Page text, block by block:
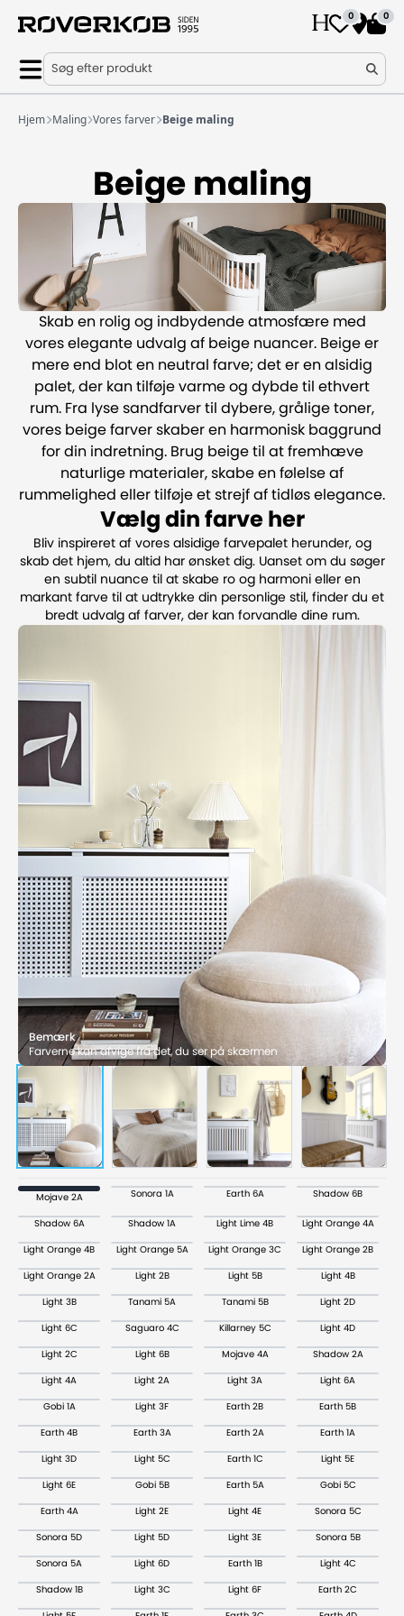
0 0
Søg efter produkt
Hjem Maling Vores farver Beige maling
Beige maling
Skab en rolig og indbydende atmosfære med
vores elegante udvalg af beige nuancer. Beige er
mere end blot en neutral farve; det er en alsidig
palet, der kan tilføje varme og dybde til ethvert
rum. Fra lyse sandfarver til dybere, grålige toner,
vores beige farver skaber en harmonisk baggrund
for din indretning. Brug beige til at fremhæve
naturlige materialer, skabe en følelse af
rummelighed eller tilføje et strejf af tidløs elegance.
Vælg din farve her
Bliv inspireret af vores alsidige farvepalet herunder, og
skab det hjem, du altid har ønsket dig. Uanset om du søger
en subtil nuance til at skabe ro og harmoni eller en
markant farve til at udtrykke din personlige stil, finder du et
bredt udvalg af farver, der kan forvandle dine rum.
Bemærk
Farverne kan afvige fra det, du ser på skærmen
Mojave 2A Sonora 1A Earth 6A Shadow 6B
Shadow 6A Shadow 1A Light Lime 4B Light Orange 4A
Light Orange 4B Light Orange 5A Light Orange 3C Light Orange 2B
Light Orange 2A Light 2B Light 5B Light 4B
Light 3B Tanami 5A Tanami 5B Light 2D
Light 6C Saguaro 4C Killarney 5C Light 4D
Light 2C Light 6B Mojave 4A Shadow 2A
Light 4A Light 2A Light 3A Light 6A
Gobi 1A Light 3F Earth 2B Earth 5B
Earth 4B Earth 3A Earth 2A Earth 1A
Light 3D Light 5C Earth 1C Light 5E
Light 6E Gobi 5B Earth 5A Gobi 5C
Earth 4A Light 2E Light 4E Sonora 5C
Sonora 5D Light 5D Light 3E Sonora 5B
Sonora 5A Light 6D Earth 1B Light 4C
Shadow 1B Light 3C Light 6F Earth 2C